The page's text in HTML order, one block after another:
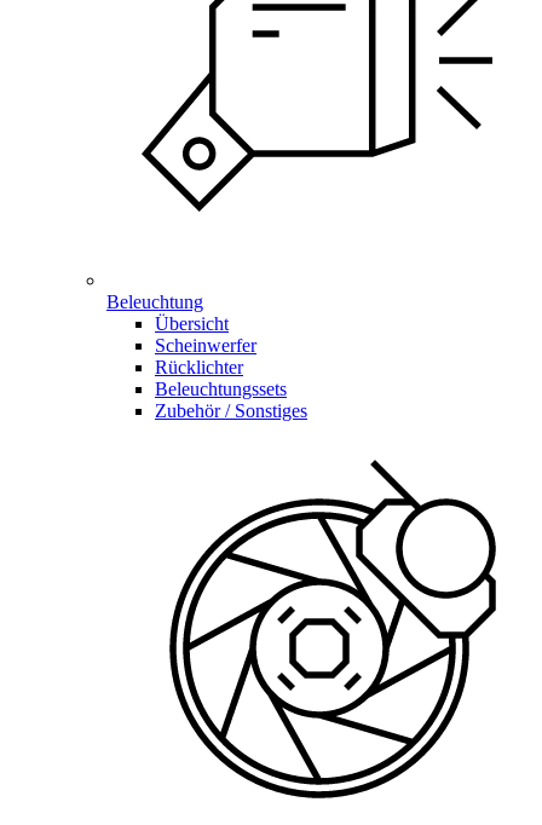
Beleuchtung
Übersicht
Scheinwerfer
Rücklichter
Beleuchtungssets
Zubehör / Sonstiges